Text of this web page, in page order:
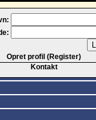
Opret profil (Register)
Kontakt